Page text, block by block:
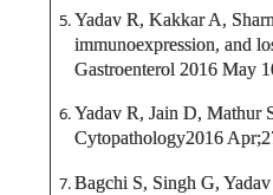
Yadav R, Kakkar A,
immunoexpression, and
Gastroenterol 2016 May
Yadav R, Jain D, Mathur
Cytopathology2016
Bagchi S, Singh G,